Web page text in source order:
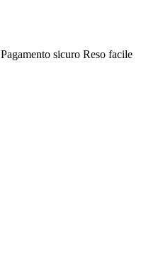
Pagamento sicuro Reso facile